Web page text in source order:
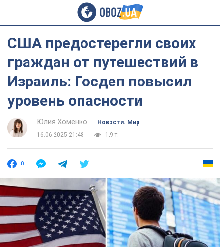
США предостерегли своих
граждан от путешествий в
Израиль: Госдеп повысил
уровень опасности
Юлия Хоменко
Новости. Мир
16.06.2025 21:48
1,9 т.
0